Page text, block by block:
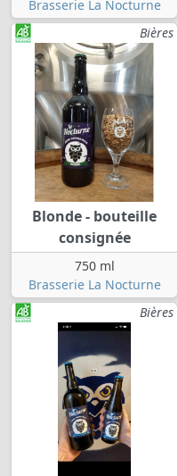
Brasserie La Nocturne
Bières
Blonde - bouteille
consignée
750 ml
Brasserie La Nocturne
Bières